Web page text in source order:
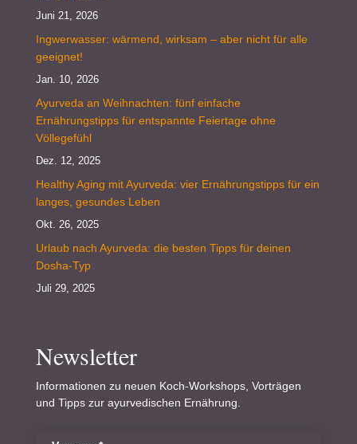
Juni 21, 2026
Ingwerwasser: wärmend, wirksam – aber nicht für alle
geeignet!
Jan. 10, 2026
Ayurveda an Weihnachten: fünf einfache
Ernährungstipps für entspannte Feiertage ohne
Völlegefühl
Dez. 12, 2025
Healthy Aging mit Ayurveda: vier Ernährungstipps für ein
langes, gesundes Leben
Okt. 26, 2025
Urlaub nach Ayurveda: die besten Tipps für deinen
Dosha-Typ
Juli 29, 2025
Newsletter
Informationen zu neuen Koch-Workshops, Vorträgen
und Tipps zur ayurvedischen Ernährung.